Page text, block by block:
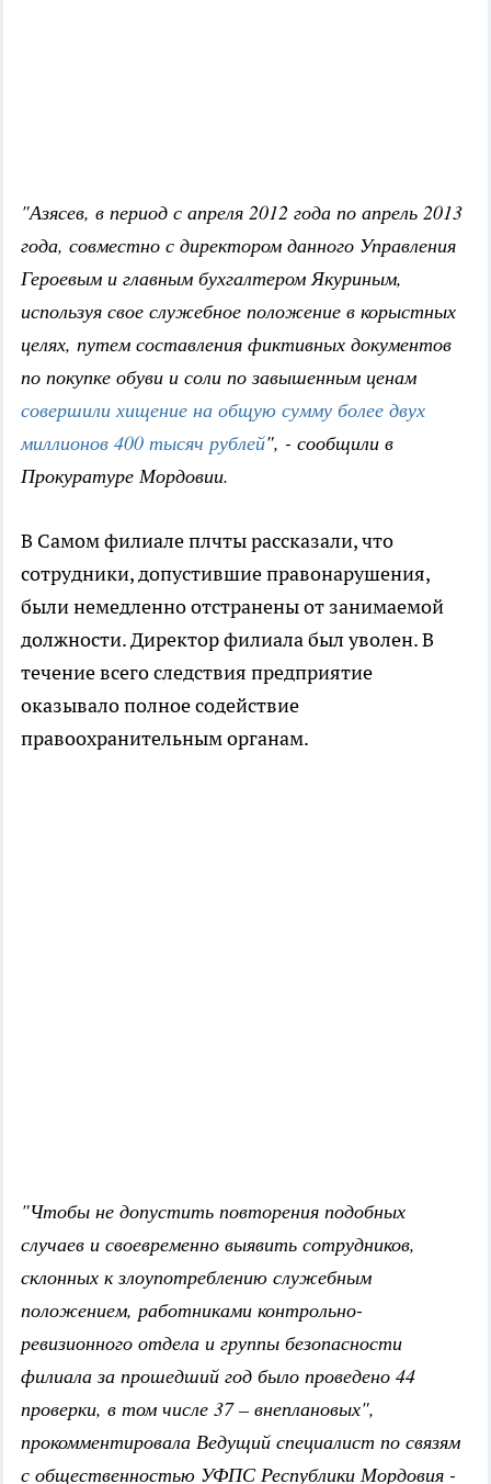
"Азясев, в период с апреля 2012 года по апрель 2013
года, совместно с директором данного Управления
Героевым и главным бухгалтером Якуриным,
используя свое служебное положение в корыстных
целях, путем составления фиктивных документов
по покупке обуви и соли по завышенным ценам
совершили хищение на общую сумму более двух
миллионов 400 тысяч рублей", - сообщили в
Прокуратуре Мордовии.
В Самом филиале плчты рассказали, что
сотрудники, допустившие правонарушения,
были немедленно отстранены от занимаемой
должности. Директор филиала был уволен. В
течение всего следствия предприятие
оказывало полное содействие
правоохранительным органам.
"Чтобы не допустить повторения подобных
случаев и своевременно выявить сотрудников,
склонных к злоупотреблению служебным
положением, работниками контрольно-
ревизионного отдела и группы безопасности
филиала за прошедший год было проведено 44
проверки, в том числе 37 – внеплановых",
прокомментировала Ведущий специалист по связям
с общественностью УФПС Республики Мордовия -